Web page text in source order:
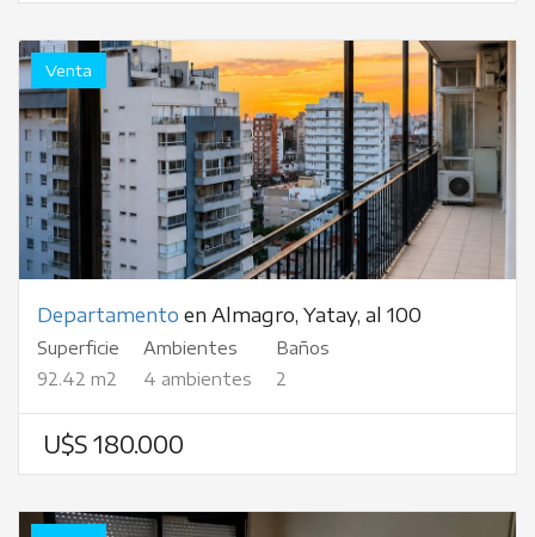
Venta
Departamento en Almagro, Yatay, al 100
Superficie
92.42 m2
Ambientes
4 ambientes
Baños
2
U$S 180.000